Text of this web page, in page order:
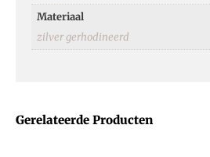
Gerelateerde Producten
Materiaal
zilver gerhodineerd